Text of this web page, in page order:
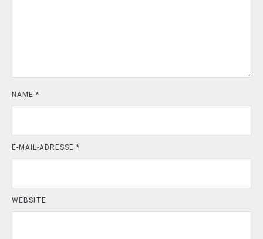
NAME *
E-MAIL-ADRESSE *
WEBSITE